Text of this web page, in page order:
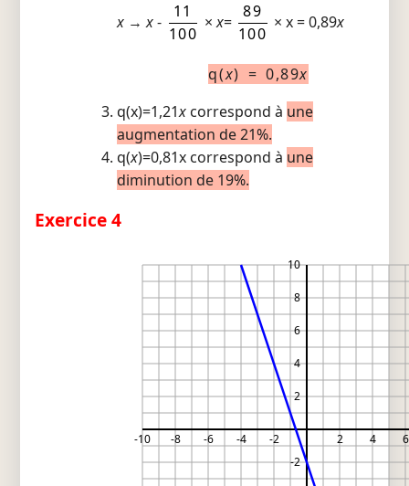
x →x-
11
100
×x=
89
100
× x = 0,89x
q(x) = 0,89x
q(x)=1,21x correspond à une
augmentation de 21%.
q(x)=0,81x correspond à une
diminution de 19%.
Exercice 4
-10 -8 -6 -4
-2
-2
2
2
4
4
6
6
8
10